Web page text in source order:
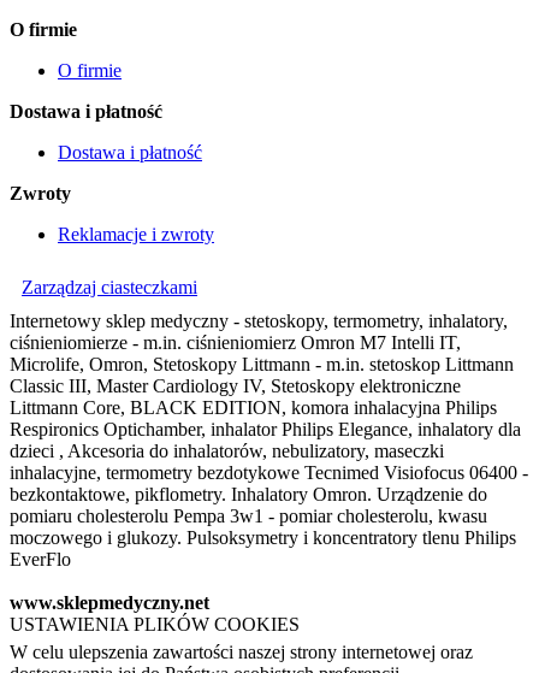
O firmie
O firmie
Dostawa i płatność
Dostawa i płatność
Zwroty
Reklamacje i zwroty
Zarządzaj ciasteczkami
Internetowy sklep medyczny - stetoskopy, termometry, inhalatory,
ciśnieniomierze - m.in. ciśnieniomierz Omron M7 Intelli IT,
Microlife, Omron, Stetoskopy Littmann - m.in. stetoskop Littmann
Classic III, Master Cardiology IV, Stetoskopy elektroniczne
Littmann Core, BLACK EDITION, komora inhalacyjna Philips
Respironics Optichamber, inhalator Philips Elegance, inhalatory dla
dzieci , Akcesoria do inhalatorów, nebulizatory, maseczki
inhalacyjne, termometry bezdotykowe Tecnimed Visiofocus 06400 -
bezkontaktowe, pikflometry. Inhalatory Omron. Urządzenie do
pomiaru cholesterolu Pempa 3w1 - pomiar cholesterolu, kwasu
moczowego i glukozy. Pulsoksymetry i koncentratory tlenu Philips
EverFlo
www.sklepmedyczny.net
USTAWIENIA PLIKÓW COOKIES
W celu ulepszenia zawartości naszej strony internetowej oraz